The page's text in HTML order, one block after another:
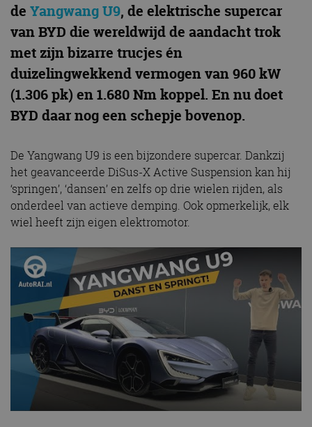
de Yangwang U9, de elektrische supercar
van BYD die wereldwijd de aandacht trok
met zijn bizarre trucjes én
duizelingwekkend vermogen van 960 kW
(1.306 pk) en 1.680 Nm koppel. En nu doet
BYD daar nog een schepje bovenop.
De Yangwang U9 is een bijzondere supercar. Dankzij
het geavanceerde DiSus-X Active Suspension kan hij
‘springen’, ‘dansen’ en zelfs op drie wielen rijden, als
onderdeel van actieve demping. Ook opmerkelijk, elk
wiel heeft zijn eigen elektromotor.